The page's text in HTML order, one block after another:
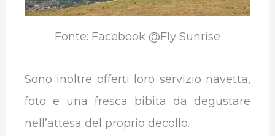
Fonte: Facebook @Fly Sunrise
Sono inoltre offerti loro servizio navetta,
foto e una fresca bibita da degustare
nell’attesa del proprio decollo.